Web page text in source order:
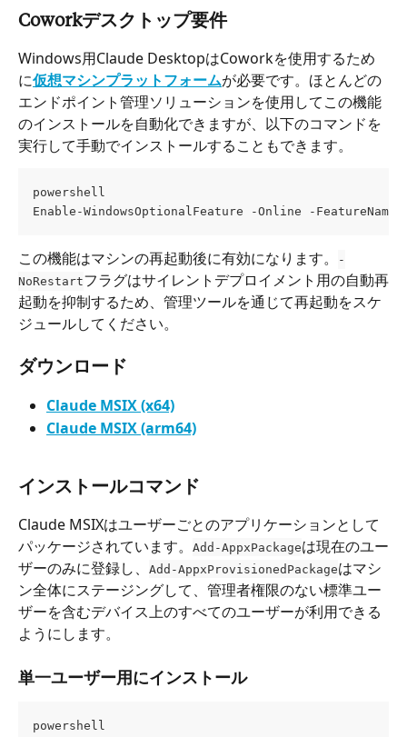
Coworkデスクトップ要件
Windows用Claude DesktopはCoworkを使用するため
に仮想マシンプラットフォームが必要です。ほとんどの
エンドポイント管理ソリューションを使用してこの機能
のインストールを自動化できますが、以下のコマンドを
実行して手動でインストールすることもできます。
powershell
Enable-WindowsOptionalFeature -Online -
この機能はマシンの再起動後に有効になります。
-
NoRestartフラグはサイレントデプロイメント用の自動再
起動を抑制するため、管理ツールを通じて再起動をスケ
ジュールしてください。
ダウンロード
Claude MSIX (x64)
Claude MSIX (arm64)
インストールコマンド
Claude MSIXはユーザーごとのアプリケーションとして
パッケージされています。
Add-AppxPackageは現在のユー
ザーのみに登録し、
Add-AppxProvisionedPackageはマシ
ン全体にステージングして、管理者権限のない標準ユー
ザーを含むデバイス上のすべてのユーザーが利用できる
ようにします。
単一ユーザー用にインストール
powershell